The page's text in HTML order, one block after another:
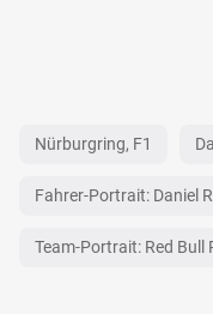
Nürburgring, F1
Fahrer-Portrait: Daniel
Team-Portrait: Red Bull